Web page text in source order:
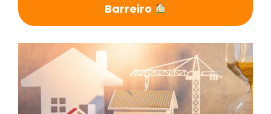
Barreiro